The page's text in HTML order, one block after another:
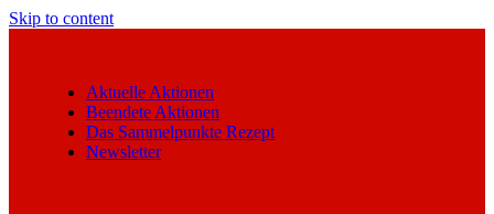
Skip to content
Aktuelle Aktionen
Beendete Aktionen
Das Sammelpunkte Rezept
Newsletter